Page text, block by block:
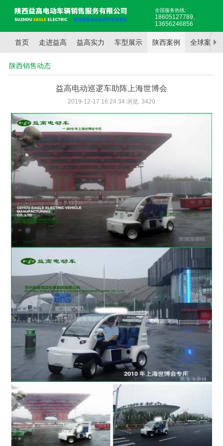
全国服务热线:
18605127789、
13656246856
首页 走进益高 益高实力 车型展示 陕西案例 全球案例
陕西销售动态
益高电动巡逻车助阵上海世博会
2019-12-17 16:24:34 浏览: 3420